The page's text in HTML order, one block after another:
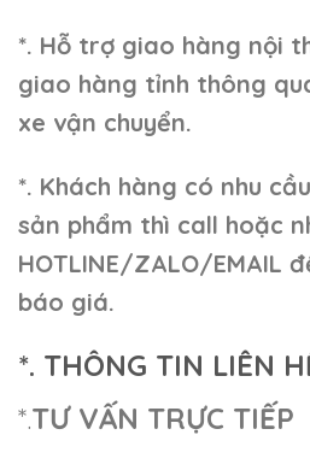
*. Hỗ trợ giao hàng nội
giao hàng tỉnh thông
xe vận chuyển.
*. Khách hàng có nhu
sản phẩm thì call hoặc
HOTLINE/ZALO/EMAIL
báo giá.
*. THÔNG TIN LIÊN
*.TƯ VẤN TRỰC TIẾP